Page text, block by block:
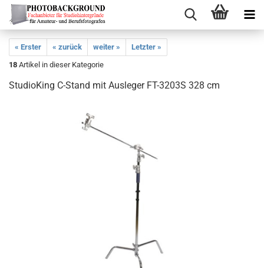
« Erster « zurück weiter »
Letzter »
18 Artikel in dieser Kategorie
StudioKing C-Stand mit Ausleger FT-3203S 328 cm